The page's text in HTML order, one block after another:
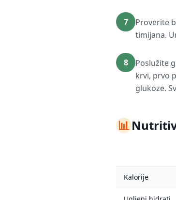
7
Proverite
timijana.
8
Poslužite
krvi, prvo
glukoze.
📊
Kalorije